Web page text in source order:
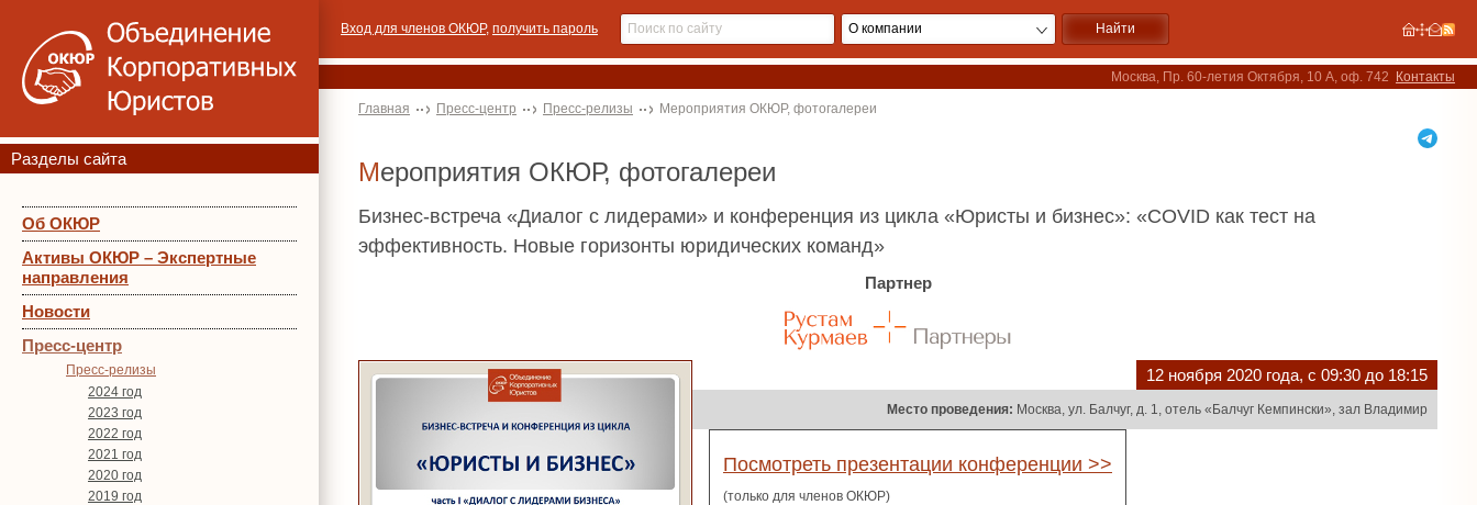
Разделы сайта
Об ОКЮР
Активы ОКЮР – Экспертные
направления
Новости
Пресс-центр
Пресс-релизы
2024 год
2023 год
2022 год
2021 год
2020 год
2019 год
Вход для членов ОКЮР, получить пароль
Москва, Пр. 60-летия Октября, 10 А, оф. 742 Контакты
Главная Пресс-центр Пресс-релизы Мероприятия ОКЮР, фотогалереи
Мероприятия ОКЮР, фотогалереи
Бизнес-встреча «Диалог с лидерами» и конференция из цикла «Юристы и бизнес»: «COVID как тест на
эффективность. Новые горизонты юридических команд»
Партнер
12 ноября 2020 года, с 09:30 до 18:15
Место проведения: Москва, ул. Балчуг, д. 1, отель «Балчуг Кемпински», зал Владимир
Посмотреть презентации конференции >>
(только для членов ОКЮР)